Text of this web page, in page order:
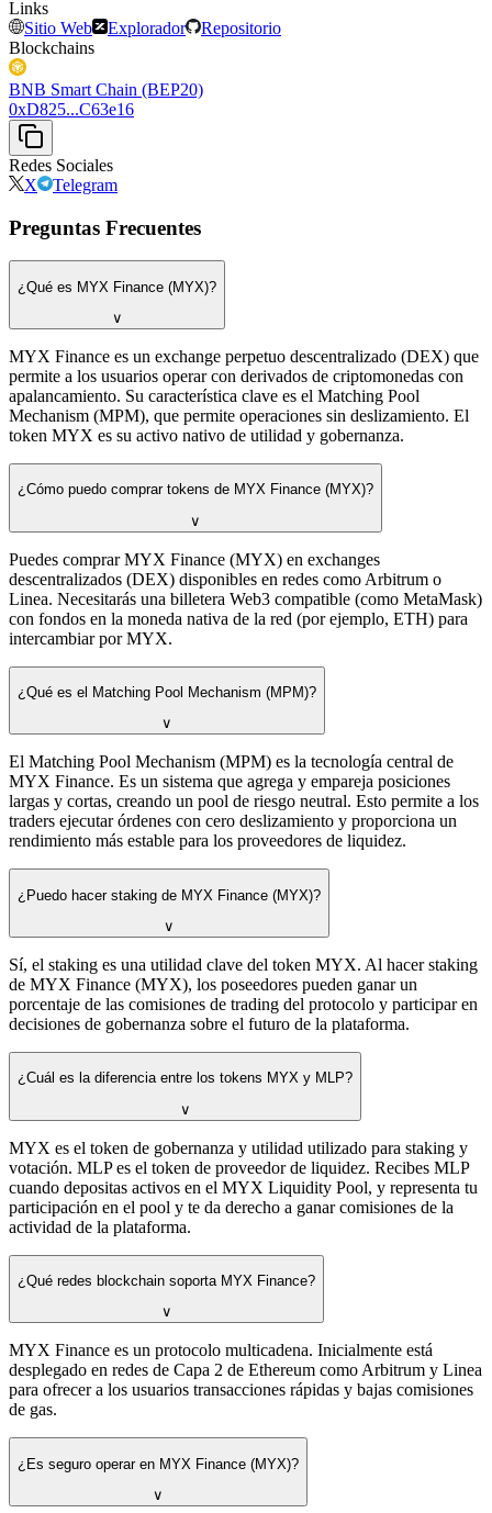
Links
Sitio Web
Explorador
Repositorio
Blockchains
BNB Smart Chain (BEP20)
0xD825...C63e16
Redes Sociales
X
Telegram
Preguntas Frecuentes
¿Qué es MYX Finance (MYX)?
∨
MYX Finance es un exchange perpetuo descentralizado (DEX) que
permite a los usuarios operar con derivados de criptomonedas con
apalancamiento. Su característica clave es el Matching Pool
Mechanism (MPM), que permite operaciones sin deslizamiento. El
token MYX es su activo nativo de utilidad y gobernanza.
¿Cómo puedo comprar tokens de MYX Finance (MYX)?
∨
Puedes comprar MYX Finance (MYX) en exchanges
descentralizados (DEX) disponibles en redes como Arbitrum o
Linea. Necesitarás una billetera Web3 compatible (como MetaMask)
con fondos en la moneda nativa de la red (por ejemplo, ETH) para
intercambiar por MYX.
¿Qué es el Matching Pool Mechanism (MPM)?
∨
El Matching Pool Mechanism (MPM) es la tecnología central de
MYX Finance. Es un sistema que agrega y empareja posiciones
largas y cortas, creando un pool de riesgo neutral. Esto permite a los
traders ejecutar órdenes con cero deslizamiento y proporciona un
rendimiento más estable para los proveedores de liquidez.
¿Puedo hacer staking de MYX Finance (MYX)?
∨
Sí, el staking es una utilidad clave del token MYX. Al hacer staking
de MYX Finance (MYX), los poseedores pueden ganar un
porcentaje de las comisiones de trading del protocolo y participar en
decisiones de gobernanza sobre el futuro de la plataforma.
¿Cuál es la diferencia entre los tokens MYX y MLP?
∨
MYX es el token de gobernanza y utilidad utilizado para staking y
votación. MLP es el token de proveedor de liquidez. Recibes MLP
cuando depositas activos en el MYX Liquidity Pool, y representa tu
participación en el pool y te da derecho a ganar comisiones de la
actividad de la plataforma.
¿Qué redes blockchain soporta MYX Finance?
∨
MYX Finance es un protocolo multicadena. Inicialmente está
desplegado en redes de Capa 2 de Ethereum como Arbitrum y Linea
para ofrecer a los usuarios transacciones rápidas y bajas comisiones
de gas.
¿Es seguro operar en MYX Finance (MYX)?
∨